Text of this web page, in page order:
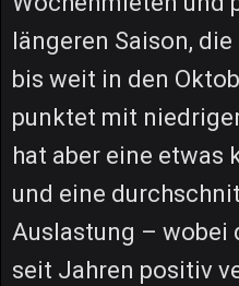
längeren Saison,
bis weit in den
punktet mit
hat aber eine etwas
und eine
Auslastung – wobei
seit Jahren positiv